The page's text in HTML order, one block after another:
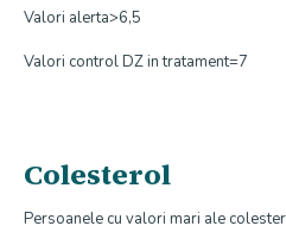
Valori alerta>6,5
Valori control DZ in tratament=7
Colesterol
Persoanele cu valori mari ale